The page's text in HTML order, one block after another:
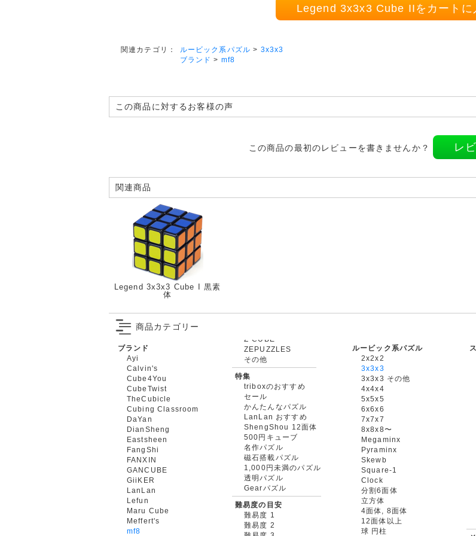
Legend 3x3x3 Cube IIをカートに
関連カテゴリ： ルービック系パズル > 3x3x3
ブランド > mf8
この商品に対するお客様の声
この商品の最初のレビューを書きませんか？ レ
関連商品
Legend 3x3x3 Cube I 黒素
体
商品カテゴリー
ブランド
Ayi
Calvin's
Cube4You
CubeTwist
TheCubicle
Cubing Classroom
DaYan
DianSheng
Eastsheen
FangShi
FANXIN
GANCUBE
GiiKER
LanLan
Lefun
Maru Cube
Meffert's
mf8
ZEPUZZLES
その他
特集
triboxのおすすめ
セール
かんたんなパズル
LanLan おすすめ
ShengShou 12面体
500円キューブ
名作パズル
磁石搭載パズル
1,000円未満のパズル
透明パズル
Gearパズル
難易度の目安
難易度 1
難易度 2
ルービック系パズル
2x2x2
3x3x3
3x3x3 その他
4x4x4
5x5x5
6x6x6
7x7x7
8x8x8〜
Megaminx
Pyraminx
Skewb
Square-1
Clock
分割6面体
立方体
4面体, 8面体
12面体以上
球 円柱